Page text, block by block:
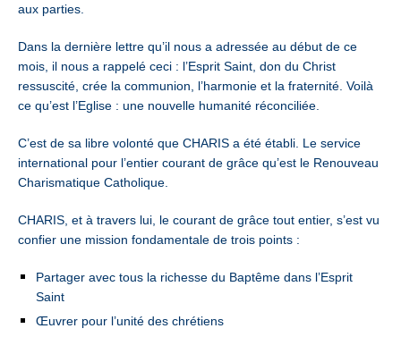
aux parties.
Dans la dernière lettre qu’il nous a adressée au début de ce
mois, il nous a rappelé ceci : l’Esprit Saint, don du Christ
ressuscité, crée la communion, l’harmonie et la fraternité. Voilà
ce qu’est l’Eglise : une nouvelle humanité réconciliée.
C’est de sa libre volonté que CHARIS a été établi. Le service
international pour l’entier courant de grâce qu’est le Renouveau
Charismatique Catholique.
CHARIS, et à travers lui, le courant de grâce tout entier, s’est vu
confier une mission fondamentale de trois points :
Partager avec tous la richesse du Baptême dans l’Esprit
Saint
Œuvrer pour l’unité des chrétiens